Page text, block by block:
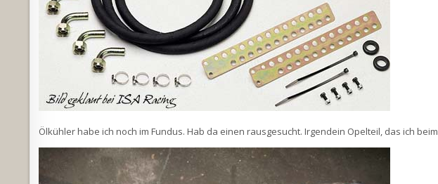
Ölkühler habe ich noch im Fundus. Hab da einen rausgesucht. Irgendein Opelteil, das ich beim